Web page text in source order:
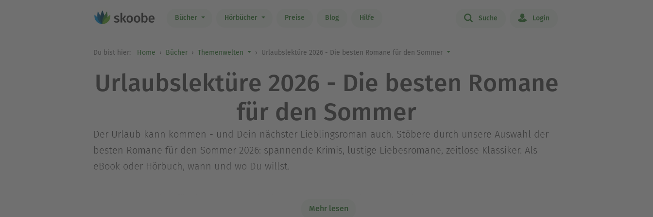
Bücher Hörbücher Preise Blog Hilfe Suche Login
Du bist hier: Home Bücher Themenwelten Urlaubslektüre 2026 - Die besten Romane für den Sommer
Urlaubslektüre 2026 - Die besten Romane
für den Sommer
Der Urlaub kann kommen - und Dein nächster Lieblingsroman auch. Stöbere durch unsere Auswahl der
besten Romane für den Sommer 2026: spannende Krimis, lustige Liebesromane, zeitlose Klassiker. Als
eBook oder Hörbuch, wann und wo Du willst.
Mehr lesen